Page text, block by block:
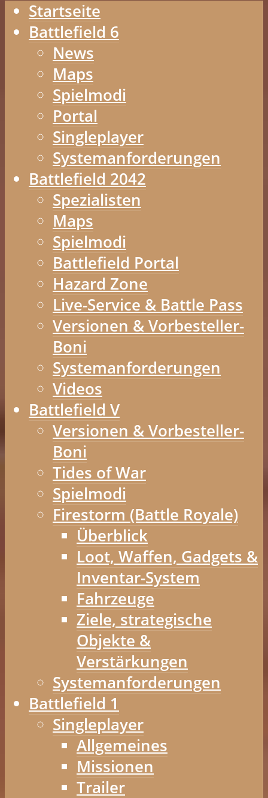
Startseite
Battlefield 6
News
Maps
Spielmodi
Portal
Singleplayer
Systemanforderungen
Battlefield 2042
Spezialisten
Maps
Spielmodi
Battlefield Portal
Hazard Zone
Live-Service & Battle Pass
Versionen & Vorbesteller-
Boni
Systemanforderungen
Videos
Battlefield V
Versionen & Vorbesteller-
Boni
Tides of War
Spielmodi
Firestorm (Battle Royale)
Überblick
Loot, Waffen, Gadgets &
Inventar-System
Fahrzeuge
Ziele, strategische
Objekte &
Verstärkungen
Systemanforderungen
Battlefield 1
Singleplayer
Allgemeines
Missionen
Trailer